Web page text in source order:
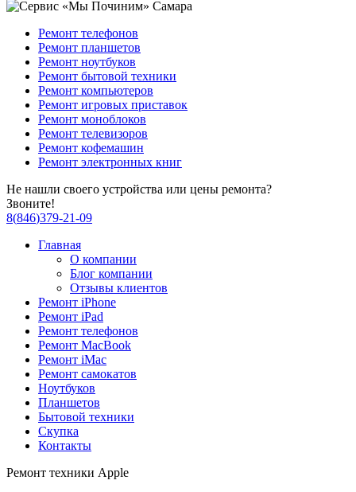
Ремонт телефонов
Ремонт планшетов
Ремонт ноутбуков
Ремонт бытовой техники
Ремонт компьютеров
Ремонт игровых приставок
Ремонт моноблоков
Ремонт телевизоров
Ремонт кофемашин
Ремонт электронных книг
Не нашли своего устройства или цены ремонта?
Звоните!
8(846)379-21-09
Главная
О компании
Блог компании
Отзывы клиентов
Ремонт iPhone
Ремонт iPad
Ремонт телефонов
Ремонт MacBook
Ремонт iMac
Ремонт самокатов
Ноутбуков
Планшетов
Бытовой техники
Скупка
Контакты
Ремонт техники Apple